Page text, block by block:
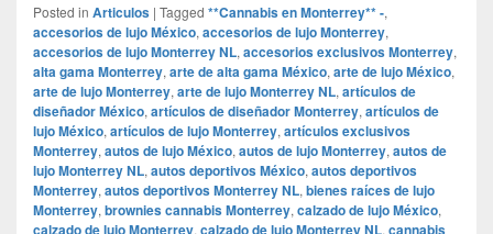
Posted in Articulos | Tagged **Cannabis en Monterrey** -,
accesorios de lujo México, accesorios de lujo Monterrey,
accesorios de lujo Monterrey NL, accesorios exclusivos Monterrey,
alta gama Monterrey, arte de alta gama México, arte de lujo México,
arte de lujo Monterrey, arte de lujo Monterrey NL, artículos de
diseñador México, artículos de diseñador Monterrey, artículos de
lujo México, artículos de lujo Monterrey, artículos exclusivos
Monterrey, autos de lujo México, autos de lujo Monterrey, autos de
lujo Monterrey NL, autos deportivos México, autos deportivos
Monterrey, autos deportivos Monterrey NL, bienes raíces de lujo
Monterrey, brownies cannabis Monterrey, calzado de lujo México,
calzado de lujo Monterrey, calzado de lujo Monterrey NL, cannabis